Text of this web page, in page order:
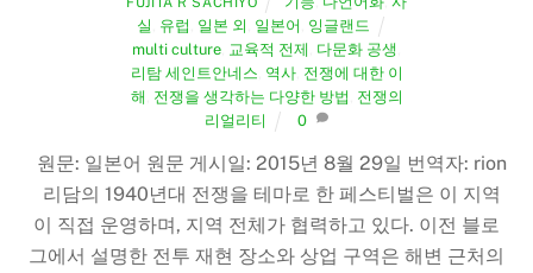
실 유럽 일본 외 일본어 잉글랜드
multi culture 교육적 전제 다문화 공생
리탐 세인트안네스 역사, 전쟁에 대한 이
해 전쟁을 생각하는 다양한 방법 전쟁의
리얼리티
0
원문: 일본어 원문 게시일: 2015년 8월 29일 번역자: rion
리담의 1940년대 전쟁을 테마로 한 페스티벌은 이 지역
이 직접 운영하며, 지역 전체가 협력하고 있다. 이전 블로
그에서 설명한 전투 재현 장소와 상업 구역은 해변 근처의